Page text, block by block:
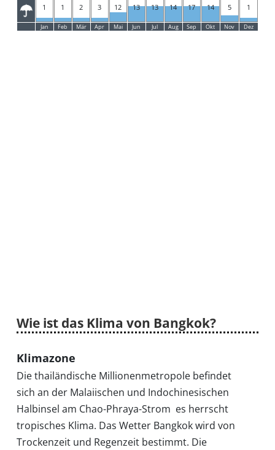
1 1 2 3 12 13 13 14 17 14 5 1
Jan Feb Mär Apr Mai Jun Jul Aug Sep Okt Nov Dez
Wie ist das Klima von Bangkok?
Klimazone
Die thailändische Millionenmetropole befindet
sich an der Malaiischen und Indochinesischen
Halbinsel am Chao-Phraya-Strom  es herrscht
tropisches Klima. Das Wetter Bangkok wird von
Trockenzeit und Regenzeit bestimmt. Die